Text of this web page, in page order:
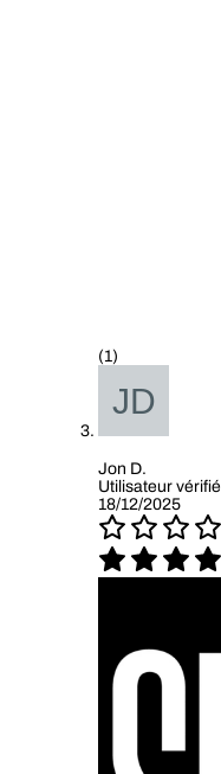
(1)
Jon D.
Utilisateur vérifié
18/12/2025